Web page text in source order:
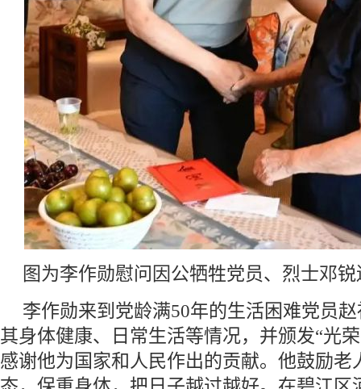
图为李作勋慰问因公牺牲党员、烈士邓
李作勋来到党龄满50年的生活困难党员
其身体健康、日常生活等情况，并颁发“光
感谢他为国家和人民作出的贡献。他鼓励老